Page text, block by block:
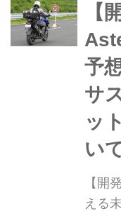
レン
真:松
【
予
サ
ッ
い
【開
える